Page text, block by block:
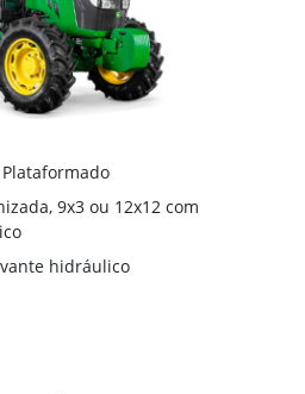
9x3 ou 12x12 com
hidráulico